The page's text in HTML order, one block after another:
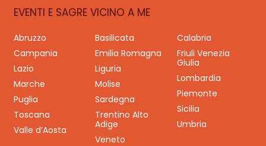
EVENTI E SAGRE VICINO A ME
Abruzzo Basilicata
Calabria
Campania
Emilia Romagna
Friuli Venezia
Giulia
Lazio
Liguria
Lombardia
Marche
Molise
Piemonte
Puglia
Sardegna
Sicilia
Toscana
Trentino Alto
Adige
Umbria
Valle d’Aosta
Veneto